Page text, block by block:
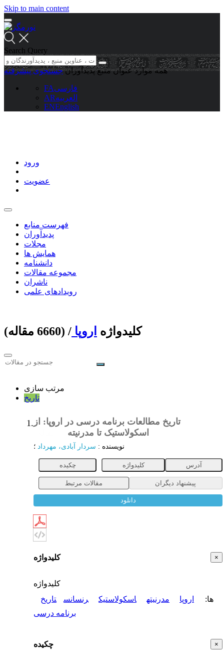
Skip to main content
Search Query
همه موارد عنوان منبع پدیدآوران جستجوی پیشرفته
FAفارسی
ARالعربیه
ENEnglish
ورود
عضویت
فهرست منابع
پدیدآوران
مجلات
همایش ها
دانشنامه
مجموعه مقالات
ناشران
رویدادهای علمی
کلیدواژه اروپا ‏/ (6660 مقاله)
مرتب سازی
تاریخ
1. تاریخ مطالعات برنامه درسی در اروپا: از
اسکولاستیک تا مدرنیته
نویسنده : سردار آبادی، مهرداد ؛
چکیده کلیدواژه آدرس
مقالات مرتبط پیشنهاد دیگران
دانلود
× کلیدواژه
کلیدواژه
ها: اروپا مدرنیته اسکولاستیک رنسانس
تاریخ
برنامه درسی
× چکیده